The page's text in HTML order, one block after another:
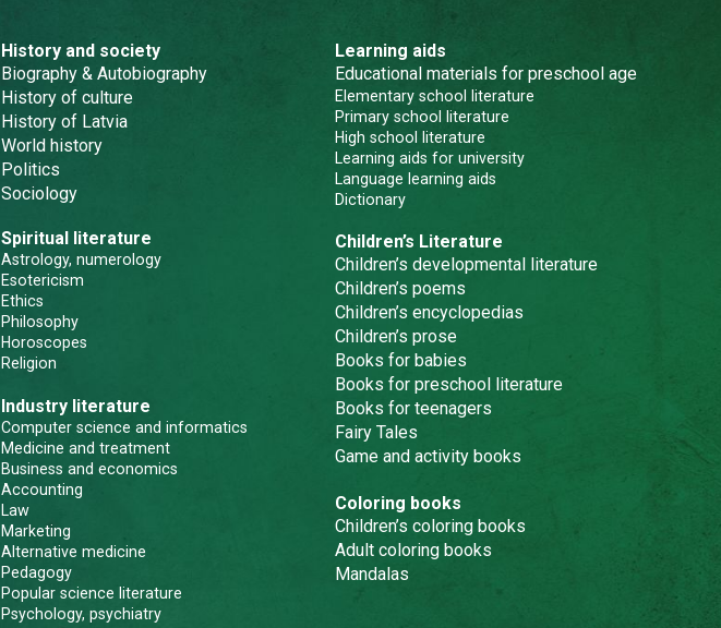
History and society
Biography & Autobiography
History of culture
History of Latvia
World history
Politics
Sociology
Spiritual literature
Astrology, numerology
Esotericism
Ethics
Philosophy
Horoscopes
Religion
Industry literature
Computer science and informatics
Medicine and treatment
Business and economics
Accounting
Law
Marketing
Alternative medicine
Pedagogy
Popular science literature
Psychology, psychiatry
Learning aids
Educational materials for preschool age
Elementary school literature
Primary school literature
High school literature
Learning aids for university
Language learning aids
Dictionary
Children’s Literature
Children’s developmental literature
Children’s poems
Children’s encyclopedias
Children’s prose
Books for babies
Books for preschool literature
Books for teenagers
Fairy Tales
Game and activity books
Coloring books
Children’s coloring books
Adult coloring books
Mandalas